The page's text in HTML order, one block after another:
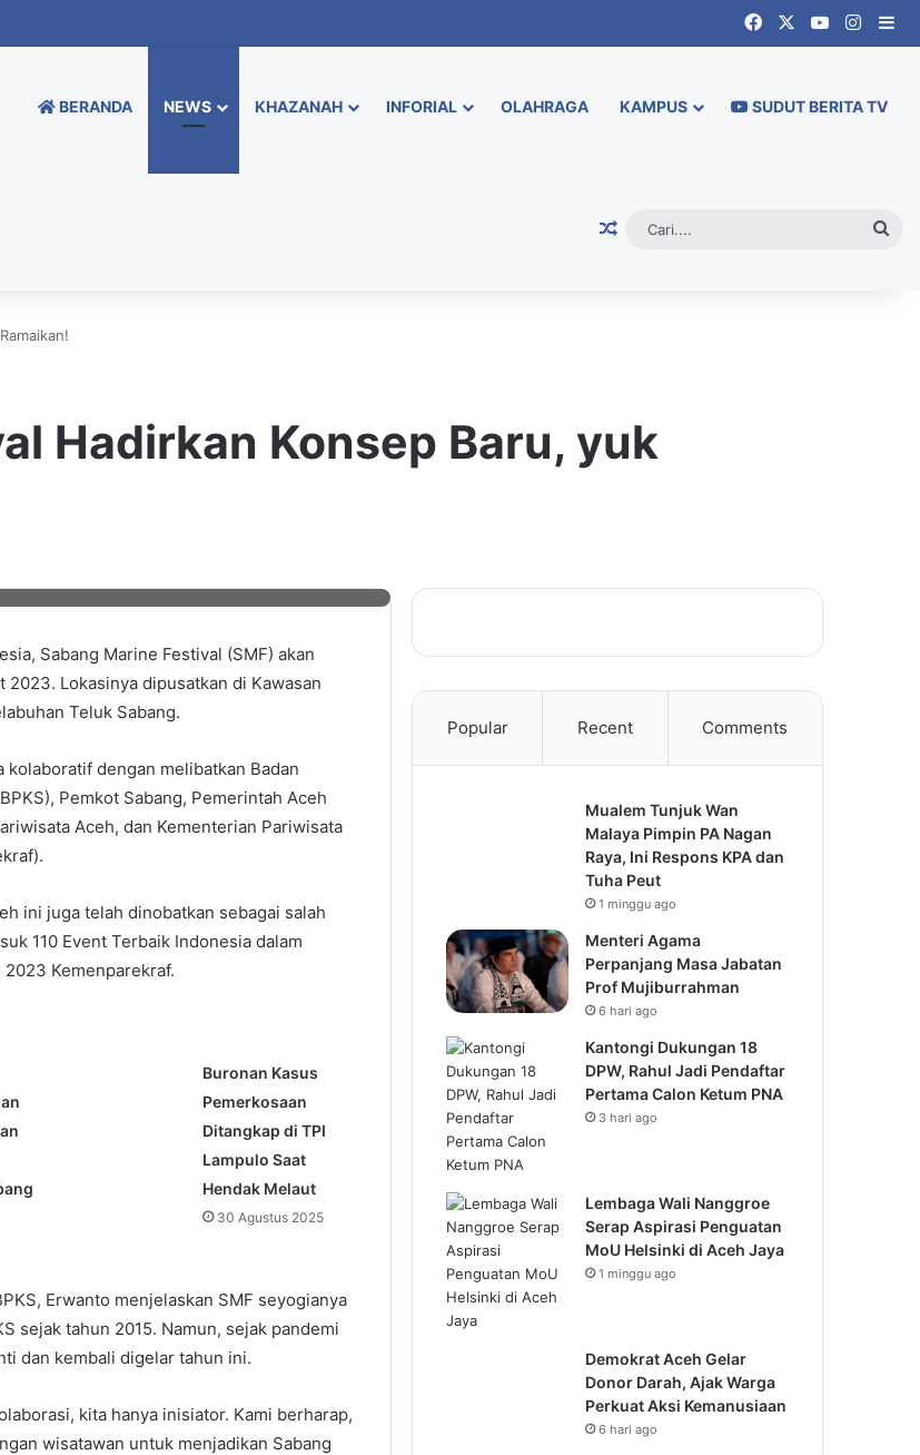
FacebookYouTube
BERANDA NEWS KHAZANAH INFORIAL OLAHRAGA KAMPUS SUDUT BERITA TV
Random Article
Hadirkan Konsep Baru, yuk
Sabang Marine Festival (SMF) akan
2023. Lokasinya dipusatkan di Kawasan
Teluk Sabang.
kolaboratif dengan melibatkan Badan
Pemkot Sabang, Pemerintah Aceh
Aceh, dan Kementerian Pariwisata
ini juga telah dinobatkan sebagai salah
110 Event Terbaik Indonesia dalam
2023 Kemenparekraf.
Buronan Kasus
Pemerkosaan
Ditangkap di TPI
Lampulo Saat
Hendak Melaut
30 Agustus 2025
Erwanto menjelaskan SMF seyogianya
sejak tahun 2015. Namun, sejak pandemi
dan kembali digelar tahun ini.
kita hanya inisiator. Kami berharap,
wisatawan untuk menjadikan Sabang
Popular Recent Comments
Mualem Tunjuk Wan
Malaya Pimpin PA Nagan
Raya, Ini Respons KPA dan
Tuha Peut
1 minggu ago
Menteri Agama
Perpanjang Masa Jabatan
Prof Mujiburrahman
6 hari ago
Kantongi Dukungan 18
DPW, Rahul Jadi Pendaftar
Pertama Calon Ketum PNA
3 hari ago
Lembaga Wali Nanggroe
Serap Aspirasi Penguatan
MoU Helsinki di Aceh Jaya
1 minggu ago
Demokrat Aceh Gelar
Donor Darah, Ajak Warga
Perkuat Aksi Kemanusiaan
6 hari ago